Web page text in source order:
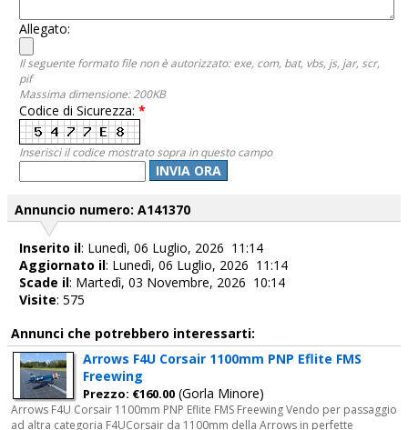
Allegato:
Il seguente formato file non è autorizzato: exe, com, bat, vbs, js, jar, scr,
pif
Massima dimensione: 200KB
Codice di Sicurezza: *
Inserisci il codice mostrato sopra in questo campo
INVIA ORA
Annuncio numero: A141370
Inserito il: Lunedì, 06 Luglio, 2026 11:14
Aggiornato il: Lunedì, 06 Luglio, 2026 11:14
Scade il: Martedì, 03 Novembre, 2026 10:14
Visite: 575
Annunci che potrebbero interessarti:
Arrows F4U Corsair 1100mm PNP Eflite FMS
Freewing
Prezzo: €160.00 (Gorla Minore)
Arrows F4U Corsair 1100mm PNP Eflite FMS Freewing Vendo per passaggio
ad altra categoria F4UCorsair da 1100mm della Arrows in perfette